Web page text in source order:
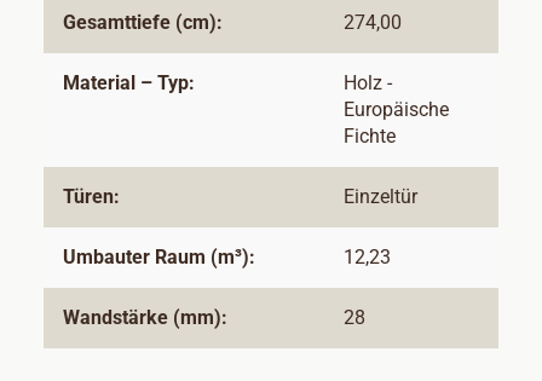
Gesamttiefe (cm): 274,00
Material – Typ:
Holz -
Europäische
Fichte
Türen: Einzeltür
Umbauter Raum (m³): 12,23
Wandstärke (mm): 28